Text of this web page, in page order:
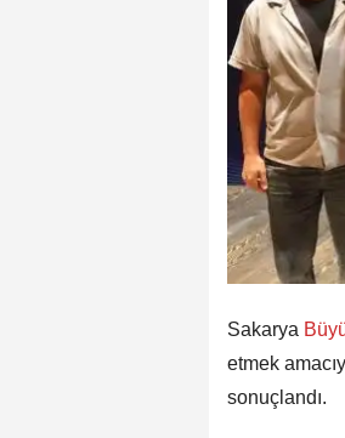
Sakarya
etmek
sonuçlandı.